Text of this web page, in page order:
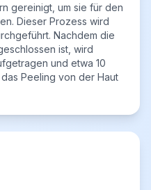
gereinigt, um sie für den
Dieser Prozess wird
Nachdem die
ist, wird
und etwa 10
Peeling von der Haut